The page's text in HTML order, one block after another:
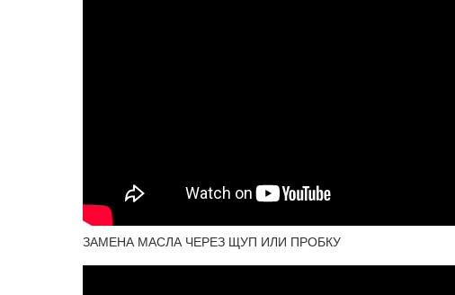
ЗАМЕНА МАСЛА ЧЕРЕЗ ЩУП ИЛИ ПРОБКУ